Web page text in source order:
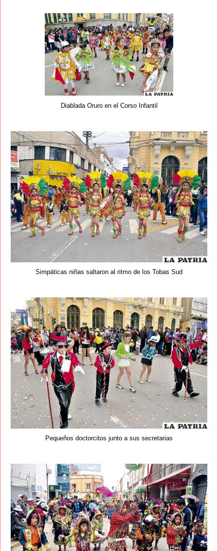
Diablada Oruro en el Corso Infantil
Simpáticas niñas saltaron al ritmo de los Tobas Sud
Pequeños doctorcitos junto a sus secretarias